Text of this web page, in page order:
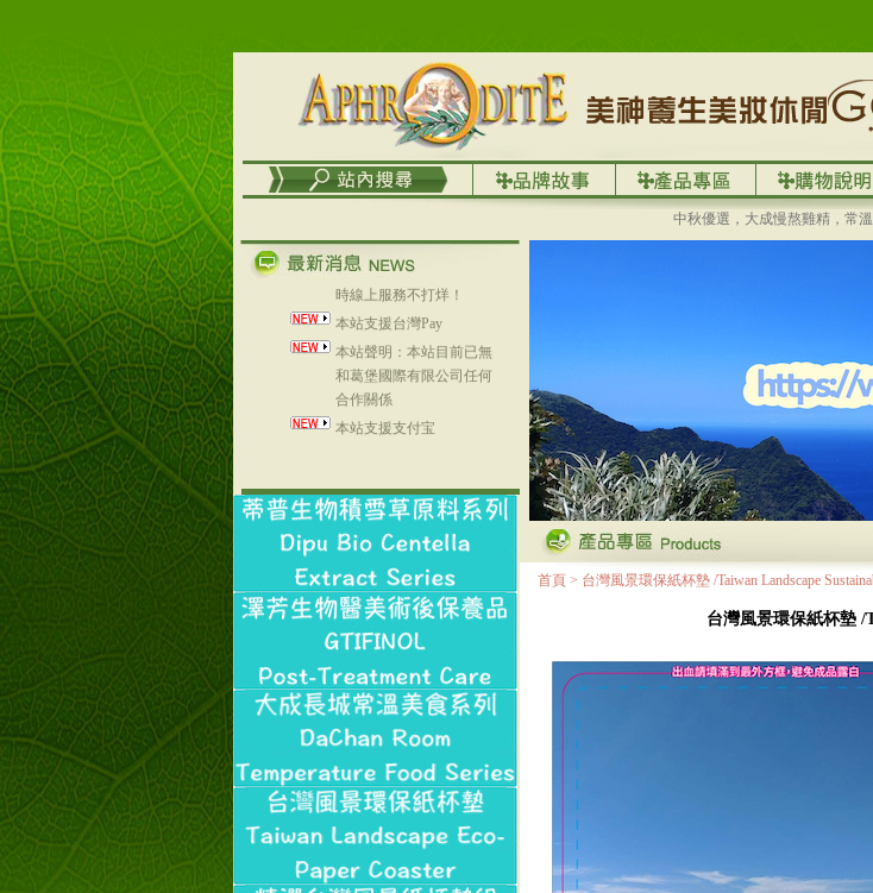
中秋優選，大成慢熬雞精，常溫送
在外租屋者、居住處無管
理員、不方便在工作地點
取件者，歡迎多多使用
【郵局i郵箱】的服務喔～
【i郵箱】設立的地點，請
進入內頁連結～
Line@aphrodite2020 24小
時線上服務不打烊！
本站支援台灣Pay
本站聲明：本站目前已無
和葛堡國際有限公司任何
合作關係
本站支援支付宝
2017年1月1日起，中国大
首頁 > 台灣風景環保紙杯墊 /Taiwan Landscape
台灣風景環保紙杯墊 /